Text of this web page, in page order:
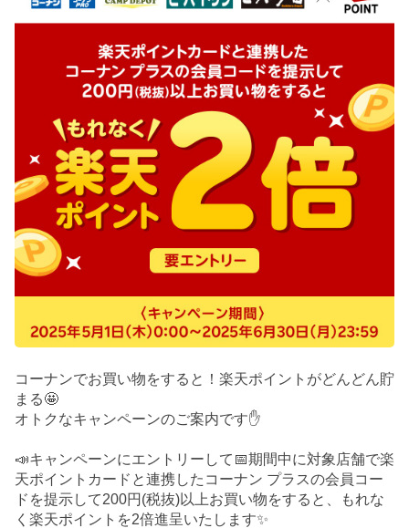
コーナンでお買い物をすると！楽天ポイントがどんどん貯
まる🤩
オトクなキャンペーンのご案内です✋
📣キャンペーンにエントリーして📅期間中に対象店舗で楽
天ポイントカードと連携したコーナン プラスの会員コー
ドを提示して200円(税抜)以上お買い物をすると、もれな
く楽天ポイントを2倍進呈いたします✨